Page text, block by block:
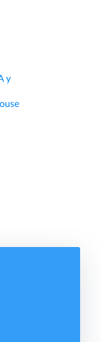
y